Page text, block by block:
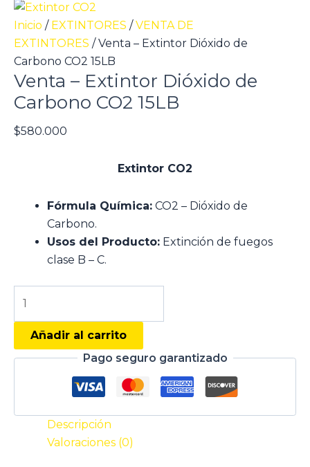
Inicio / EXTINTORES /VENTA DE
EXTINTORES / Venta – Extintor Dióxido de
Carbono CO2 15LB
Venta – Extintor Dióxido de
Carbono CO2 15LB
$580.000
Extintor CO2
Fórmula Química: CO2 – Dióxido de
Carbono.
Usos del Producto: Extinción de fuegos
clase B – C.
Añadir al carrito
Pago seguro garantizado
Descripción
Valoraciones (0)